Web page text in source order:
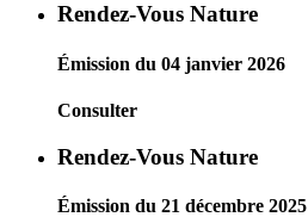
Rendez-Vous Nature
Émission du 04 janvier 2026
Consulter
Rendez-Vous Nature
Émission du 21 décembre 2025